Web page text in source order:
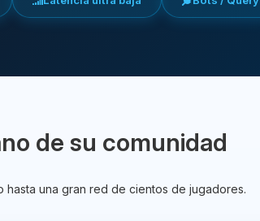
de su comunidad
una gran red de cientos de jugadores.